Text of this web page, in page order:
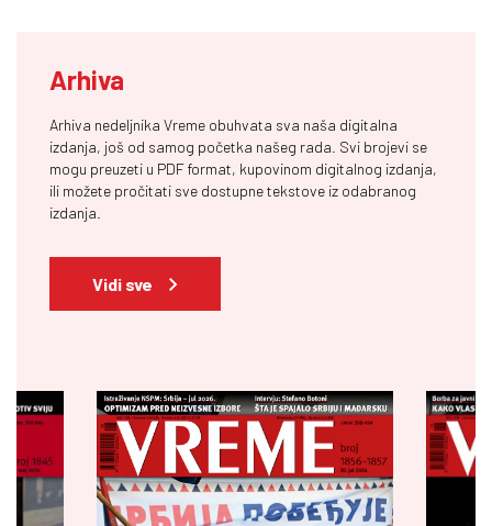
Arhiva
Arhiva nedeljnika Vreme obuhvata sva naša digitalna
izdanja, još od samog početka našeg rada. Svi brojevi se
mogu preuzeti u PDF format, kupovinom digitalnog izdanja,
ili možete pročitati sve dostupne tekstove iz odabranog
izdanja.
Vidi sve